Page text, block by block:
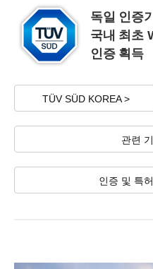
독일 인증
국내 최초
인증 획득
TÜV SÜD KOREA >
관련
인증 및 특